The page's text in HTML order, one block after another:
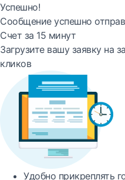
Успешно!
Сообщение успешно
Счет за 15 минут
Загрузите вашу заявку на
кликов
Удобно прикреплять